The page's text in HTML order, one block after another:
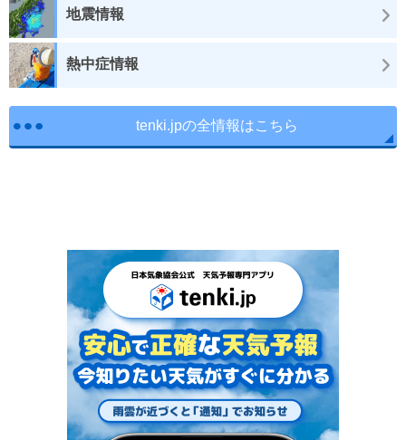
地震情報
熱中症情報
tenki.jpの全情報はこちら